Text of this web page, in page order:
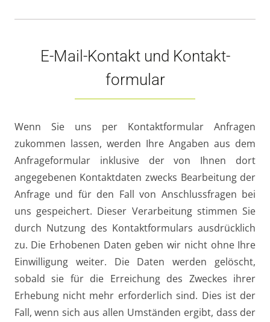
E-Mail-Kontakt und Kontakt­
formular
Wenn Sie uns per Kontaktformular Anfragen
zukommen lassen, werden Ihre Angaben aus dem
Anfrageformular inklusive der von Ihnen dort
angegebenen Kontaktdaten zwecks Bearbeitung der
Anfrage und für den Fall von Anschlussfragen bei
uns gespeichert. Dieser Verarbeitung stimmen Sie
durch Nutzung des Kontaktformulars ausdrücklich
zu. Die Erhobenen Daten geben wir nicht ohne Ihre
Einwilligung weiter. Die Daten werden gelöscht,
sobald sie für die Erreichung des Zweckes ihrer
Erhebung nicht mehr erforderlich sind. Dies ist der
Fall, wenn sich aus allen Umständen ergibt, dass der